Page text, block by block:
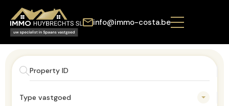
info@immo-costa.be
Type vastgoed